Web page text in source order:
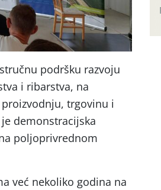
podršku razvoju
i ribarstva, na
trgovinu i
demonstracijska
poljoprivrednom
već nekoliko godina na